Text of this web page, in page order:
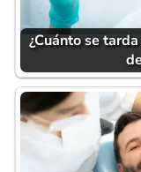
¿Cuánto se